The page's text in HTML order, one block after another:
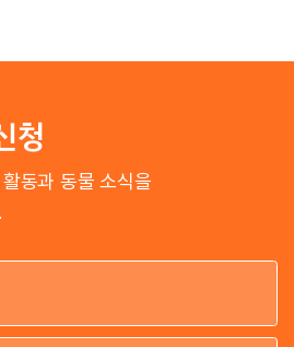
청
동과 동물 소식을
이